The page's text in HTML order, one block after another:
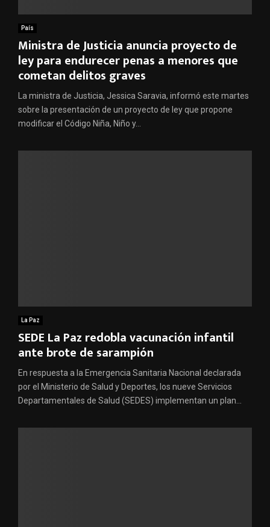
País
Ministra de Justicia anuncia proyecto de
ley para endurecer penas a menores que
cometan delitos graves
La ministra de Justicia, Jessica Saravia, informó este martes
sobre la presentación de un proyecto de ley que propone
modificar el Código Niña, Niño y...
La Paz
SEDE La Paz redobla vacunación infantil
ante brote de sarampión
En respuesta a la Emergencia Sanitaria Nacional declarada
por el Ministerio de Salud y Deportes, los nueve Servicios
Departamentales de Salud (SEDES) implementan un plan...